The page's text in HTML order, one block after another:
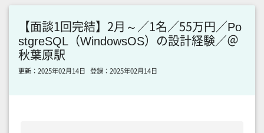
【面談1回完結】2月～／1名／55万円／Po
stgreSQL（WindowsOS）の設計経験／＠
秋葉原駅
更新：2025年02月14日 登録：2025年02月14日